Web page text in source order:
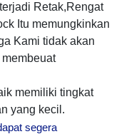
Retak,Rengat
Itu memungkinkan
Kami tidak akan
memiliki tingkat
yang kecil.
segera